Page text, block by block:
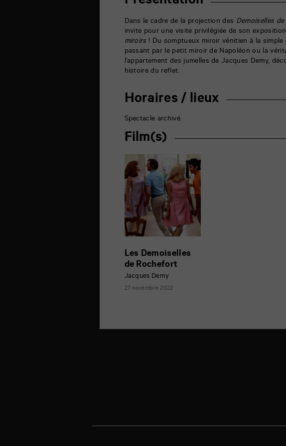
Dans le cadre de la projection des Demoiselles
invite pour une visite privilégiée de son exposition
miroirs ! Du somptueux miroir vénitien à la simple
passant par le petit miroir de Napoléon ou la
l’appartement des jumelles de Jacques Demy,
histoire du reflet.
Horaires / lieux
Spectacle archivé.
Film(s)
Les Demoiselles
de Rochefort
Jacques Demy
27 novembre 2022